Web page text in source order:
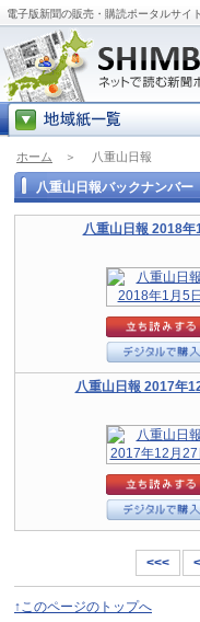
電子版新聞の販売・購読ポータルサイ
ホーム ＞ 八重山日報
八重山日報バックナンバー
八重山日報 2018年
八重山日報 2017年
<<<
↑このページのトップへ